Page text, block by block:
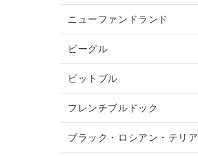
ニューファンドランド
ビーグル
ピットブル
フレンチブルドック
ブラック・ロシアン・テリア